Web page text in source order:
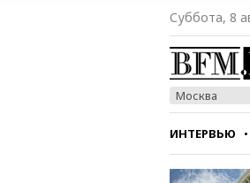
Суббота, 8
Москва
ИНТЕРВЬЮ
СТИЛЬ